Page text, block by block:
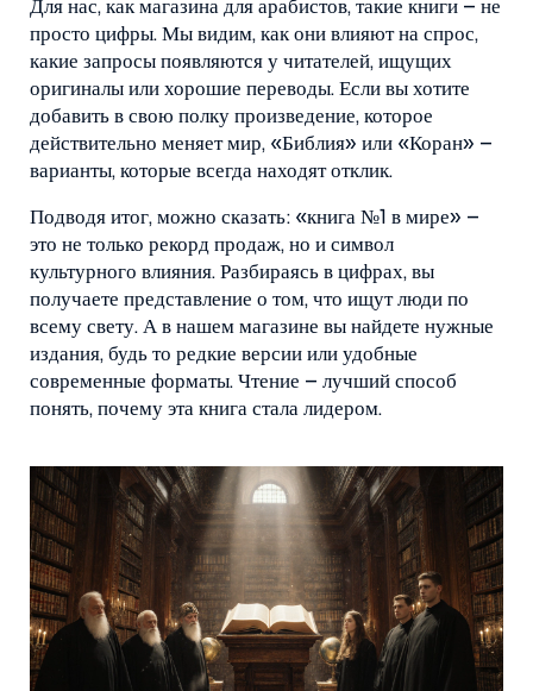
Для нас, как магазина для арабистов, такие книги – не
просто цифры. Мы видим, как они влияют на спрос,
какие запросы появляются у читателей, ищущих
оригиналы или хорошие переводы. Если вы хотите
добавить в свою полку произведение, которое
действительно меняет мир, «Библия» или «Коран» –
варианты, которые всегда находят отклик.
Подводя итог, можно сказать: «книга №1 в мире» –
это не только рекорд продаж, но и символ
культурного влияния. Разбираясь в цифрах, вы
получаете представление о том, что ищут люди по
всему свету. А в нашем магазине вы найдете нужные
издания, будь то редкие версии или удобные
современные форматы. Чтение – лучший способ
понять, почему эта книга стала лидером.